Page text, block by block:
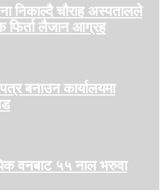
निकाल्दै चौराह अस्पतालले
फिर्ता लैजान आग्रह
बनाउन कार्यालयमा
वनबाट ५५ नाल भरुवा